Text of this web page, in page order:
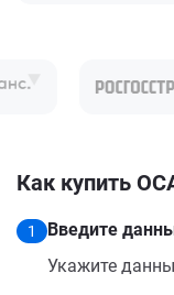
Как купить
1
Введите
Укажите